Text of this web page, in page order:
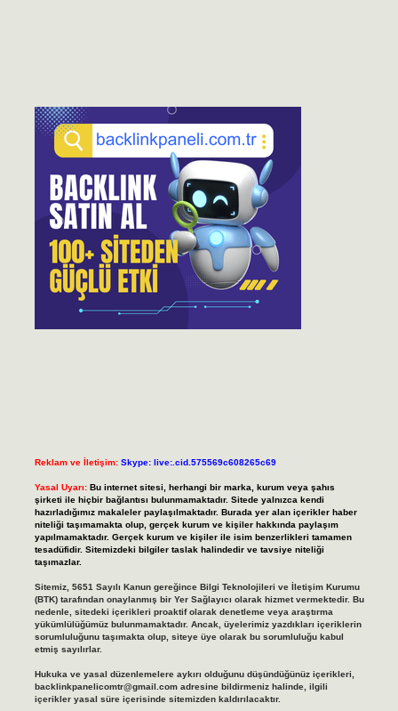
Reklam ve İletişim: Skype: live:.cid.575569c608265c69
Yasal Uyarı: Bu internet sitesi, herhangi bir marka, kurum veya şahıs
şirketi ile hiçbir bağlantısı bulunmamaktadır. Sitede yalnızca kendi
hazırladığımız makaleler paylaşılmaktadır. Burada yer alan içerikler haber
niteliği taşımamakta olup, gerçek kurum ve kişiler hakkında paylaşım
yapılmamaktadır. Gerçek kurum ve kişiler ile isim benzerlikleri tamamen
tesadüfidir. Sitemizdeki bilgiler taslak halindedir ve tavsiye niteliği
taşımazlar.
Sitemiz, 5651 Sayılı Kanun gereğince Bilgi Teknolojileri ve İletişim Kurumu
(BTK) tarafından onaylanmış bir Yer Sağlayıcı olarak hizmet vermektedir. Bu
nedenle, sitedeki içerikleri proaktif olarak denetleme veya araştırma
yükümlülüğümüz bulunmamaktadır. Ancak, üyelerimiz yazdıkları içeriklerin
sorumluluğunu taşımakta olup, siteye üye olarak bu sorumluluğu kabul
etmiş sayılırlar.
Hukuka ve yasal düzenlemelere aykırı olduğunu düşündüğünüz içerikleri,
backlinkpanelicomtr@gmail.comadresine bildirmeniz halinde, ilgili
içerikler yasal süre içerisinde sitemizden kaldırılacaktır.